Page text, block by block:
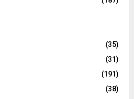
(35)
(31)
(191)
(38)